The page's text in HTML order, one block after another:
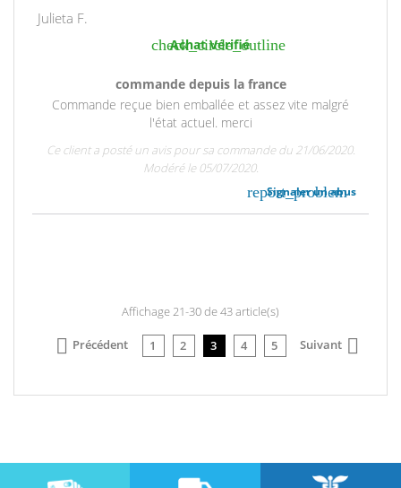
Julieta F.
check_circle_outline
Achat Vérifié
commande depuis la france
Commande reçue bien emballée et assez vite malgré
l'état actuel. merci
Ce client a posté un avis pour sa commande du 21/06/2020.
Modéré le 05/07/2020.
report_problem
Signaler un abus
Affichage 21-30 de 43 article(s)
 Précédent 1 2 3 4 5 Suivant 